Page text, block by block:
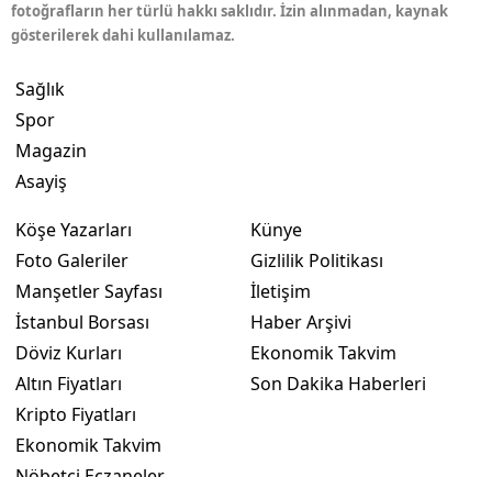
fotoğrafların her türlü hakkı saklıdır. İzin alınmadan, kaynak
gösterilerek dahi kullanılamaz.
Sağlık
Spor
Magazin
Asayiş
Köşe Yazarları
Foto Galeriler
Manşetler Sayfası
İstanbul Borsası
Döviz Kurları
Altın Fiyatları
Kripto Fiyatları
Ekonomik Takvim
Künye
Gizlilik Politikası
İletişim
Haber Arşivi
Ekonomik Takvim
Son Dakika Haberleri